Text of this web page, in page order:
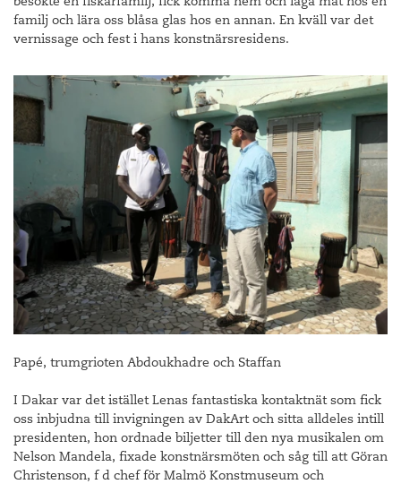
familj och lära oss blåsa glas hos en annan. En kväll var det
vernissage och fest i hans konstnärsresidens.
Papé, trumgrioten Abdoukhadre och Staffan
I Dakar var det istället Lenas fantastiska kontaktnät som fick
oss inbjudna till invigningen av DakArt och sitta alldeles intill
presidenten, hon ordnade biljetter till den nya musikalen om
Nelson Mandela, fixade konstnärsmöten och såg till att Göran
Christenson, f d chef för Malmö Konstmuseum och